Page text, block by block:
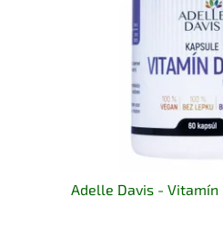
Adelle Davis - Vitamín